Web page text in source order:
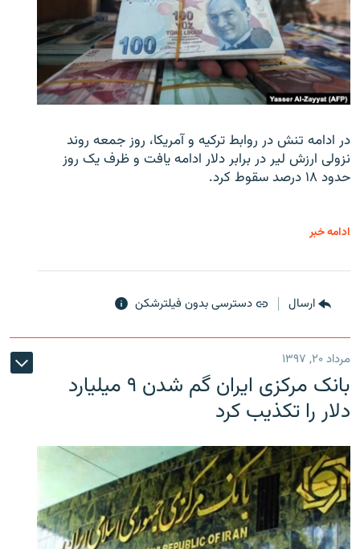
در ادامه تنش در روابط ترکیه و آمریکا، روز جمعه روند
نزولی ارزش لیر در برابر دلار ادامه یافت و ظرف یک روز
حدود ۱۸ درصد سقوط کرد.
ادامه خبر
ارسال دسترسی بدون فیلترشکن
مرداد ۲۰, ۱۳۹۷
بانک مرکزی ایران گم شدن ۹ میلیارد
دلار را تکذیب کرد